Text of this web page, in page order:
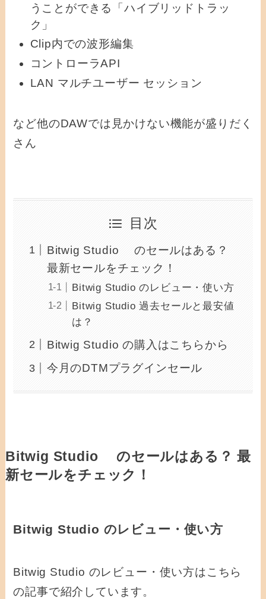
うことができる「ハイブリッドトラッ
ク」
Clip内での波形編集
コントローラAPI
LAN マルチユーザー セッション
など他のDAWでは見かけない機能が盛りだく
さん
目次
Bitwig Studio のセールはある？
最新セールをチェック！
Bitwig Studio のレビュー・使い方
Bitwig Studio 過去セールと最安値
は？
Bitwig Studio の購入はこちらから
今月のDTMプラグインセール
Bitwig Studio のセールはある？ 最
新セールをチェック！
Bitwig Studio のレビュー・使い方
Bitwig Studio のレビュー・使い方はこちら
の記事で紹介しています。